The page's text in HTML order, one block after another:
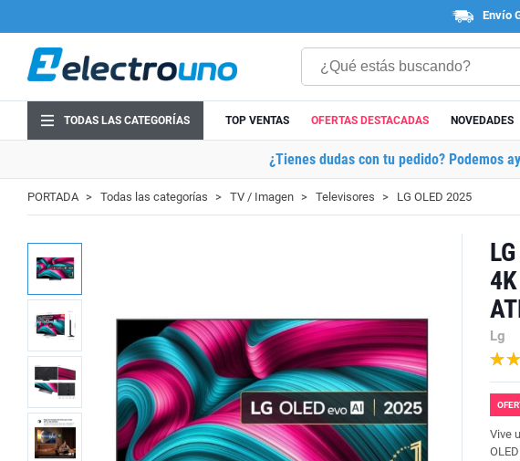
Envío
TODAS LAS CATEGORÍAS TOP VENTAS OFERTAS DESTACADAS NOVEDADES
¿Tienes dudas con tu pedido? Podemos
PORTADA Todas las categorías TV / Imagen Televisores LG OLED 2025
Lg
Vive